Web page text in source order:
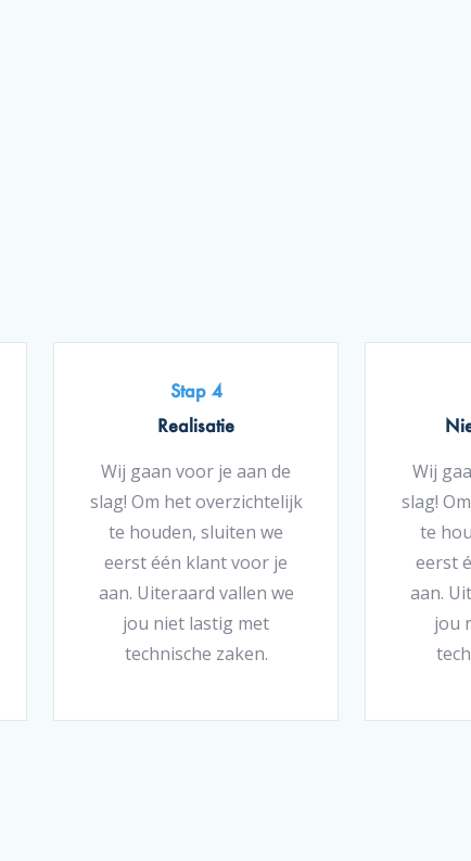
Stap 4
Realisatie
Wij gaan voor je aan de
slag! Om het overzichtelijk
te houden, sluiten we
eerst één klant voor je
aan. Uiteraard vallen we
jou niet lastig met
technische zaken.
Wij
slag!
te
eerst
aan.
jou